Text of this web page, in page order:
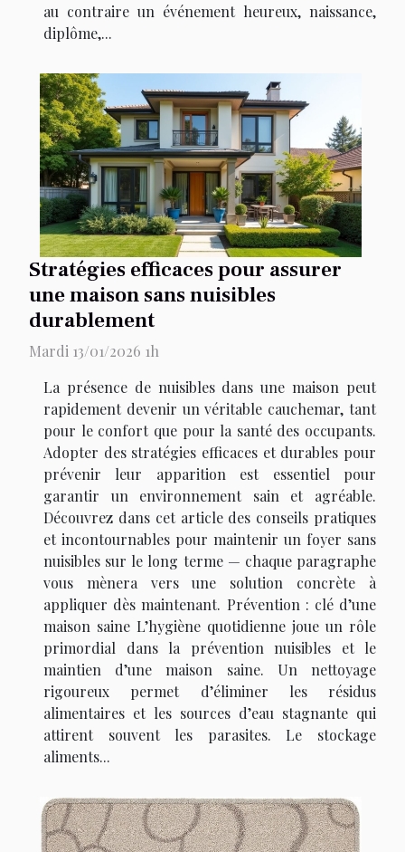
au contraire un événement heureux, naissance,
diplôme,...
Stratégies efficaces pour assurer
une maison sans nuisibles
durablement
Mardi 13/01/2026 1h
La présence de nuisibles dans une maison peut
rapidement devenir un véritable cauchemar, tant
pour le confort que pour la santé des occupants.
Adopter des stratégies efficaces et durables pour
prévenir leur apparition est essentiel pour
garantir un environnement sain et agréable.
Découvrez dans cet article des conseils pratiques
et incontournables pour maintenir un foyer sans
nuisibles sur le long terme — chaque paragraphe
vous mènera vers une solution concrète à
appliquer dès maintenant. Prévention : clé d’une
maison saine L’hygiène quotidienne joue un rôle
primordial dans la prévention nuisibles et le
maintien d’une maison saine. Un nettoyage
rigoureux permet d’éliminer les résidus
alimentaires et les sources d’eau stagnante qui
attirent souvent les parasites. Le stockage
aliments...